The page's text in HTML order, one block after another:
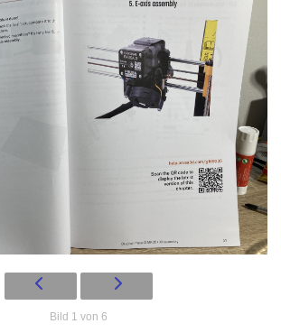
Bild 1 von 6